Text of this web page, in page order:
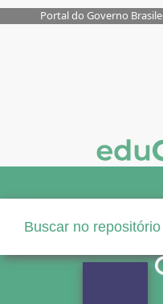
Portal do Governo